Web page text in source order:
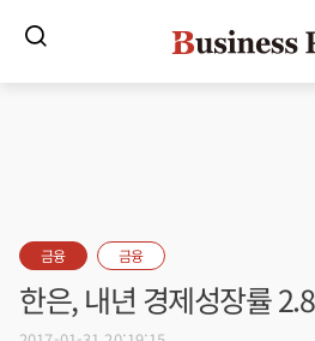
금융 금융
한은, 내년 경제성장률